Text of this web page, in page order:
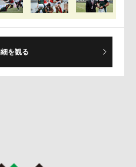
。
であり、気にはしていない。た
る最終戦ではイージーミスは許さ
」
た事について。
だった』と言われ)14人とは知ら
を観る